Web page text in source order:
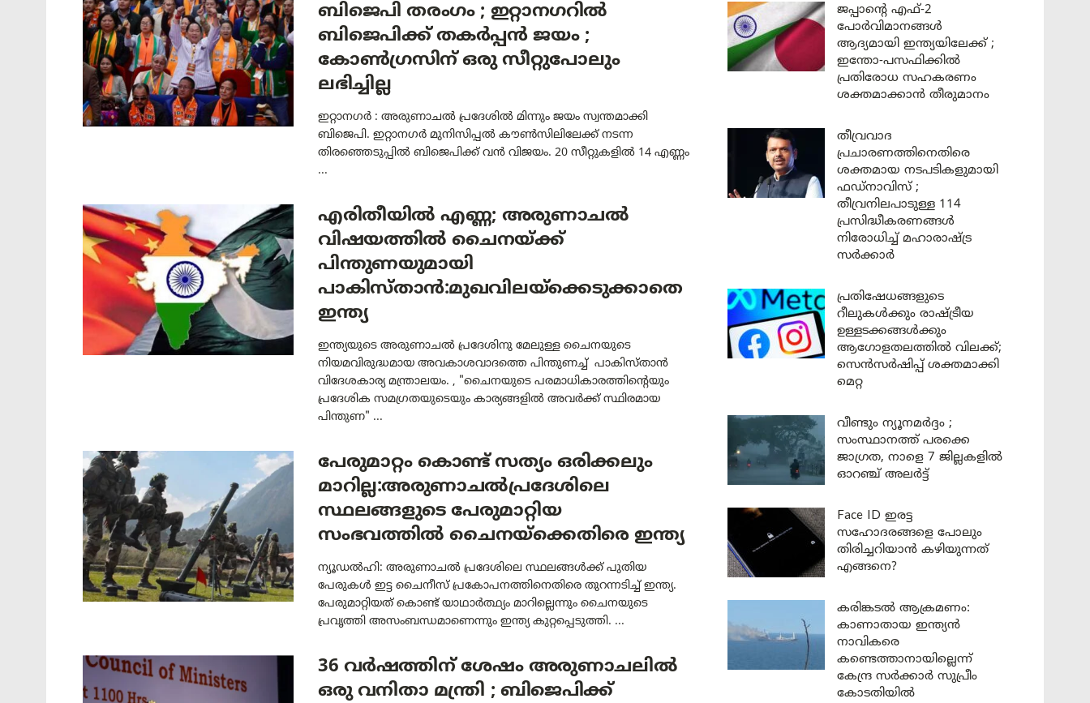
ബിജെപി തരംഗം ; ഇറ്റാനഗറിൽ
ബിജെപിക്ക് തകർപ്പൻ ജയം ;
കോൺഗ്രസിന് ഒരു സീറ്റുപോലും
ലഭിച്ചില്ല
ഇറ്റാനഗർ : അരുണാചൽ പ്രദേശിൽ മിന്നും ജയം സ്വന്തമാക്കി
ബിജെപി. ഇറ്റാനഗർ മുനിസിപ്പൽ കൗൺസിലിലേക്ക് നടന്ന
തിരഞ്ഞെടുപ്പിൽ ബിജെപിക്ക് വൻ വിജയം. 20 സീറ്റുകളിൽ 14 എണ്ണം
...
എരിതീയിൽ എണ്ണ; അരുണാചൽ
വിഷയത്തിൽ ചെെനയ്ക്ക്
പിന്തുണയുമായി
പാകിസ്താൻ:മുഖവിലയ്ക്കെടുക്കാതെ
ഇന്ത്യ
ഇന്ത്യയുടെ അരുണാചൽ പ്രദേശിനു മേലുള്ള ചൈനയുടെ
നിയമവിരുദ്ധമായ അവകാശവാദത്തെ പിന്തുണച്ച് പാകിസ്താൻ
വിദേശകാര്യ മന്ത്രാലയം. , "ചൈനയുടെ പരമാധികാരത്തിന്റെയും
പ്രദേശിക സമഗ്രതയുടെയും കാര്യങ്ങളിൽ അവർക്ക് സ്ഥിരമായ
പിന്തുണ" ...
പേരുമാറ്റം കൊണ്ട് സത്യം ഒരിക്കലും
മാറില്ല:അരുണാചൽപ്രദേശിലെ
സ്ഥലങ്ങളുടെ പേരുമാറ്റിയ
സംഭവത്തിൽ ചൈനയ്‌ക്കെതിരെ ഇന്ത്യ
ന്യൂഡൽഹി: അരുണാചൽ പ്രദേശിലെ സ്ഥലങ്ങൾക്ക് പുതിയ
പേരുകൾ ഇട്ട ചൈനീസ് പ്രകോപനത്തിനെതിരെ തുറന്നടിച്ച് ഇന്ത്യ.
പേരുമാറ്റിയത് കൊണ്ട് യാഥാർത്ഥ്യം മാറില്ലെന്നും ചൈനയുടെ
പ്രവൃത്തി അസംബന്ധമാണെന്നും ഇന്ത്യ കുറ്റപ്പെടുത്തി. ...
36 വർഷത്തിന് ശേഷം അരുണാചലിൽ
ഒരു വനിതാ മന്ത്രി ; ബിജെപിക്ക്
ജപ്പാന്റെ എഫ്-2
പോർവിമാനങ്ങൾ
ആദ്യമായി ഇന്ത്യയിലേക്ക് ;
ഇന്തോ-പസഫിക്കിൽ
പ്രതിരോധ സഹകരണം
ശക്തമാക്കാൻ തീരുമാനം
തീവ്രവാദ
പ്രചാരണത്തിനെതിരെ
ശക്തമായ നടപടികളുമായി
ഫഡ്നാവിസ് ;
തീവ്രനിലപാടുള്ള 114
പ്രസിദ്ധീകരണങ്ങൾ
നിരോധിച്ച് മഹാരാഷ്ട്ര
സർക്കാർ
പ്രതിഷേധങ്ങളുടെ
റീലുകൾക്കും രാഷ്ട്രീയ
ഉള്ളടക്കങ്ങൾക്കും
ആഗോളതലത്തിൽ വിലക്ക്;
സെൻസർഷിപ്പ് ശക്തമാക്കി
മെറ്റ
വീണ്ടും ന്യൂനമർദ്ദം ;
സംസ്ഥാനത്ത് പരക്കെ
ജാഗ്രത, നാളെ 7 ജില്ലകളിൽ
ഓറഞ്ച് അലർട്ട്
Face ID ഇരട്ട
സഹോദരങ്ങളെ പോലും
തിരിച്ചറിയാൻ കഴിയുന്നത്
എങ്ങനെ?
കരിങ്കടൽ ആക്രമണം:
കാണാതായ ഇന്ത്യൻ
നാവികരെ
കണ്ടെത്താനായില്ലെന്ന്
കേന്ദ്ര സർക്കാർ സുപ്രീം
കോടതിയിൽ